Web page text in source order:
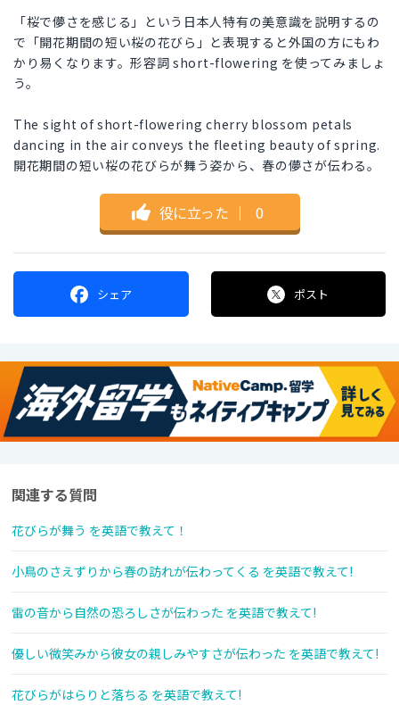
「桜で儚さを感じる」という日本人特有の美意識を説明するの
で「開花期間の短い桜の花びら」と表現すると外国の方にもわ
かり易くなります。形容詞 short-flowering を使ってみましょ
う。
The sight of short-flowering cherry blossom petals
dancing in the air conveys the fleeting beauty of spring.
開花期間の短い桜の花びらが舞う姿から、春の儚さが伝わる。
役に立った ｜ 0
シェア ポスト
関連する質問
花びらが舞う を英語で教えて！
小鳥のさえずりから春の訪れが伝わってくる を英語で教えて!
雷の音から自然の恐ろしさが伝わった を英語で教えて!
優しい微笑みから彼女の親しみやすさが伝わった を英語で教えて!
花びらがはらりと落ちる を英語で教えて!